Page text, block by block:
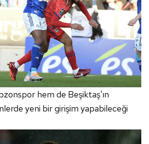
hem de Beşiktaş'ın
yeni bir girişim yapabileceği